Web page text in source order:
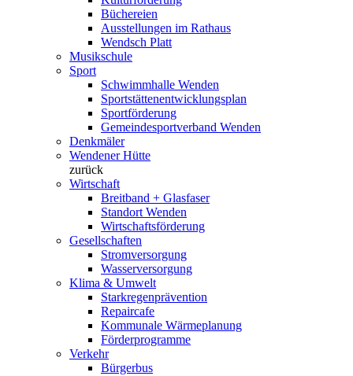
Büchereien
Ausstellungen im Rathaus
Wendsch Platt
Musikschule
Sport
Schwimmhalle Wenden
Sportstättenentwicklungsplan
Sportförderung
Gemeindesportverband Wenden
Denkmäler
Wendener Hütte
zurück
Wirtschaft
Breitband + Glasfaser
Standort Wenden
Wirtschaftsförderung
Gesellschaften
Stromversorgung
Wasserversorgung
Klima & Umwelt
Starkregenprävention
Repaircafe
Kommunale Wärmeplanung
Förderprogramme
Verkehr
Bürgerbus